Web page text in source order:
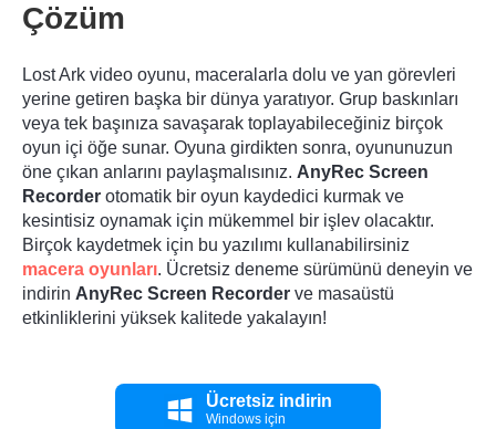
Çözüm
Lost Ark video oyunu, maceralarla dolu ve yan görevleri
yerine getiren başka bir dünya yaratıyor. Grup baskınları
veya tek başınıza savaşarak toplayabileceğiniz birçok
oyun içi öğe sunar. Oyuna girdikten sonra, oyununuzun
öne çıkan anlarını paylaşmalısınız. AnyRec Screen
Recorder otomatik bir oyun kaydedici kurmak ve
kesintisiz oynamak için mükemmel bir işlev olacaktır.
Birçok kaydetmek için bu yazılımı kullanabilirsiniz
macera oyunları. Ücretsiz deneme sürümünü deneyin ve
indirin AnyRec Screen Recorder ve masaüstü
etkinliklerini yüksek kalitede yakalayın!
Ücretsiz indirin
Windows için